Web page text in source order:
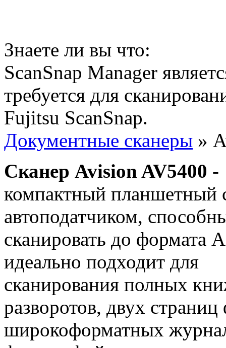
Знаете ли вы что:
ScanSnap Manager
требуется для
Fujitsu ScanSnap.
Документные сканеры »
Cканер Avision AV5400 -
компактный планшетный
автоподатчиком,
сканировать до формата
идеально подходит для
сканирования полных
разворотов, двух
широкоформатных